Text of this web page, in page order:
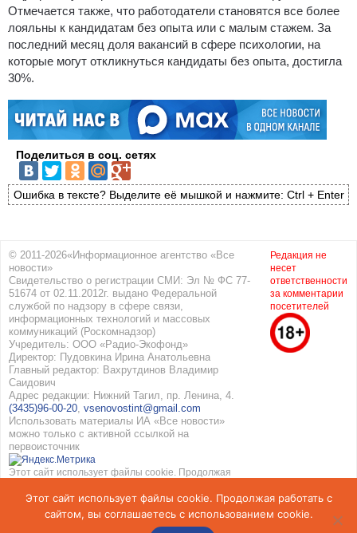
Отмечается также, что работодатели становятся все более
лояльны к кандидатам без опыта или с малым стажем. За
последний месяц доля вакансий в сфере психологии, на
которые могут откликнуться кандидаты без опыта, достигла
30%.
Поделиться в соц. сетях
Ошибка в тексте? Выделите её мышкой и нажмите: Ctrl + Enter
© 2011-2026«Информационное агентство «Все
новости»
Свидетельство о регистрации СМИ: Эл № ФС 77-
51674 от 02.11.2012г. выдано Федеральной
службой по надзору в сфере связи,
информационных технологий и массовых
коммуникаций (Роскомнадзор)
Учредитель: ООО «Радио-Экофонд»
Директор: Пудовкина Ирина Анатольевна
Главный редактор: Вахрутдинов Владимир
Саидович
Адрес редакции: Нижний Тагил, пр. Ленина, 4.
(3435)96-00-20, vsenovostint@gmail.com
Использовать материалы ИА «Все новости»
можно только с активной ссылкой на
первоисточник
Этот сайт использует файлы cookie. Продолжая
использованием cookie. Подробнее вПолитике
конфиденциальностииСоглашение об обработке
персональных данных
Редакция не
несет
ответственности
за комментарии
посетителей
Этот сайт использует файлы cookie. Продолжая работать с
сайтом, вы соглашаетесь с использованием cookie.